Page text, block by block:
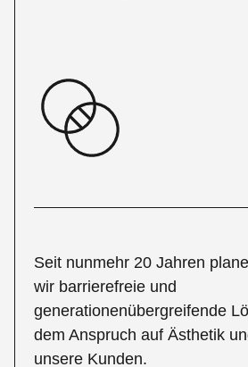
Seit nunmehr 20 Jahren
wir barrierefreie und
generationenübergreifende
dem Anspruch auf Ästhetik
unsere Kunden.